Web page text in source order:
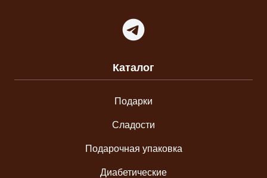
Telegram
Каталог
Подарки
Сладости
Подарочная упаковка
Диабетические